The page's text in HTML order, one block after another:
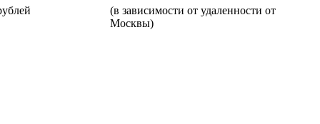
(в зависимости от удаленности от
Москвы)